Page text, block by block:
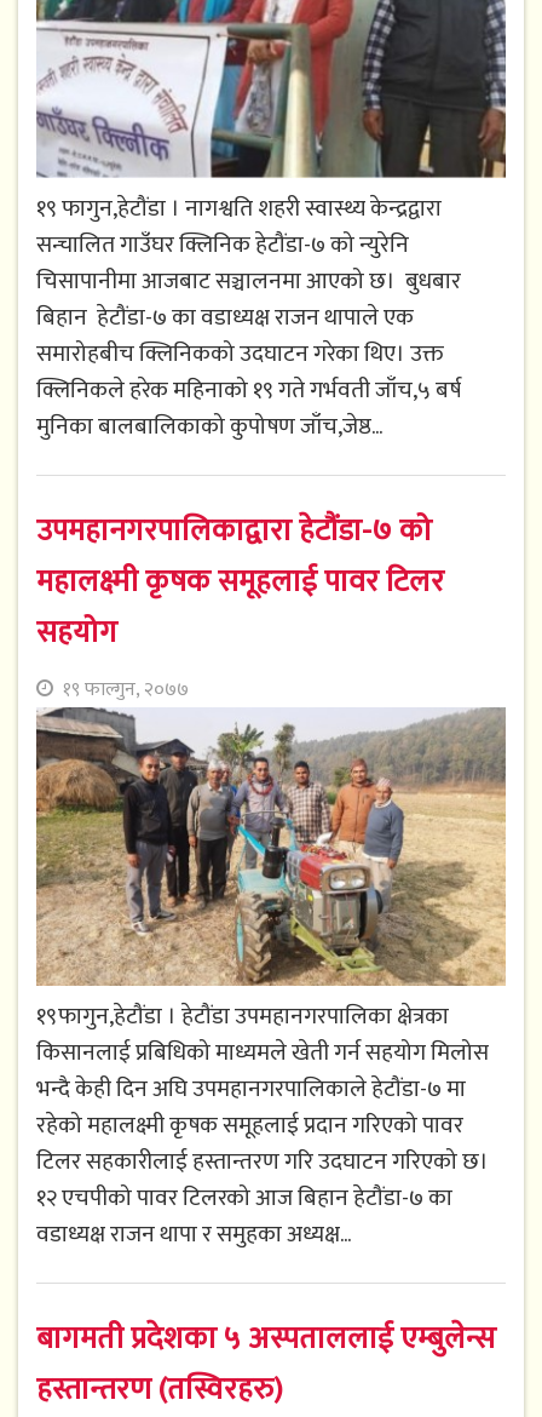
१९ फागुन,हेटौंडा । नागश्वति शहरी स्वास्थ्य केन्द्रद्वारा
सन्चालित गाउँघर क्लिनिक हेटौंडा-७ को न्युरेनि
चिसापानीमा आजबाट सञ्चालनमा आएको छ। बुधबार
बिहान हेटौंडा-७ का वडाध्यक्ष राजन थापाले एक
समारोहबीच क्लिनिकको उदघाटन गरेका थिए। उक्त
क्लिनिकले हरेक महिनाको १९ गते गर्भवती जाँच,५ बर्ष
मुनिका बालबालिकाको कुपोषण जाँच,जेष्ठ...
उपमहानगरपालिकाद्वारा हेटौंडा-७ को
महालक्ष्मी कृषक समूहलाई पावर टिलर
सहयोग
१९ फाल्गुन, २०७७
१९फागुन,हेटौंडा । हेटौंडा उपमहानगरपालिका क्षेत्रका
किसानलाई प्रबिधिको माध्यमले खेती गर्न सहयोग मिलोस
भन्दै केही दिन अघि उपमहानगरपालिकाले हेटौंडा-७ मा
रहेको महालक्ष्मी कृषक समूहलाई प्रदान गरिएको पावर
टिलर सहकारीलाई हस्तान्तरण गरि उदघाटन गरिएको छ।
१२ एचपीको पावर टिलरको आज बिहान हेटौंडा-७ का
वडाध्यक्ष राजन थापा र समुहका अध्यक्ष...
बागमती प्रदेशका ५ अस्पताललाई एम्बुलेन्स
हस्तान्तरण (तस्विरहरु)